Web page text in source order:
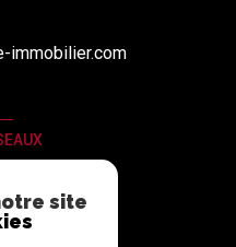
immobilier.com
site